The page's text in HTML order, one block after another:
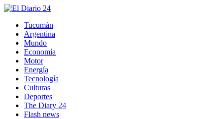
Tucumán
Argentina
Mundo
Economía
Motor
Energía
Tecnología
Culturas
Deportes
The Diary 24
Flash news